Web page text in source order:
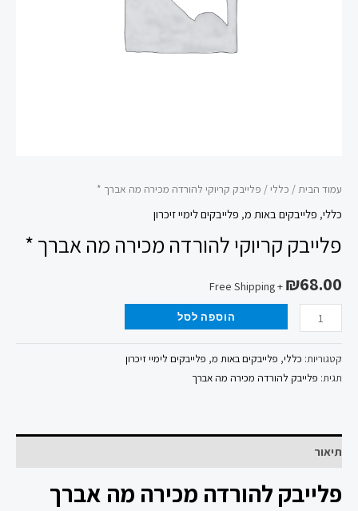
עמוד הבית/ כללי/ פלייבק קריוקי להורדה מכירה מה אברך *
כללי, פלייבקים באות מ, פלייבקים לימיי זיכרון
פלייבק קריוקי להורדה מכירה מה אברך *
₪68.00
+ Free Shipping
הוספה לסל
קטגוריות: כללי, פלייבקים באות מ, פלייבקים לימיי זיכרון
תגית: פלייבק להורדה מכירה מה אברך
תיאור
פלייבק להורדה מכירה מה אברך